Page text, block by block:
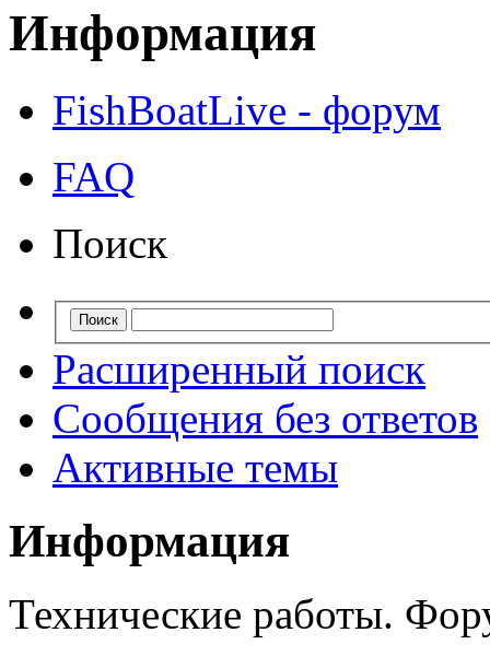
Информация
FishBoatLive - форум
FAQ
Поиск
Расширенный поиск
Сообщения без ответов
Активные темы
Информация
Технические работы.